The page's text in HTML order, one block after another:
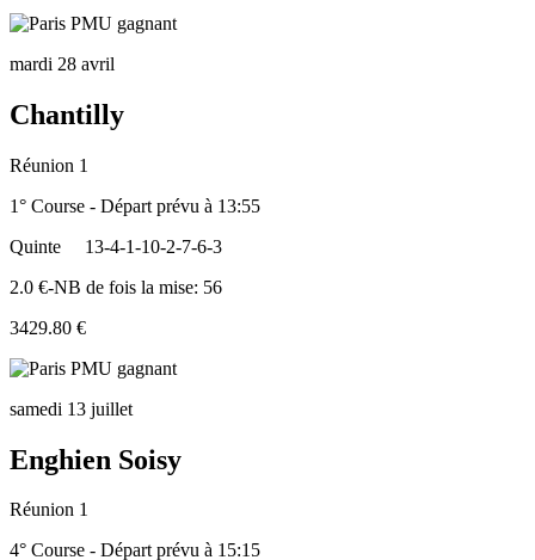
mardi 28 avril
Chantilly
Réunion 1
1° Course - Départ prévu à 13:55
Quinte
13-4-1-10-2-7-6-3
2.0 €-NB de fois la mise: 56
3429.80 €
samedi 13 juillet
Enghien Soisy
Réunion 1
4° Course - Départ prévu à 15:15